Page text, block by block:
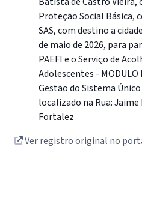
Proteção Social Básica,
SAS, com destino a
de maio de 2026, para
PAEFI e o Serviço de
Adolescentes -
Gestão do Sistema
localizado na Rua:
Fortalez
Ver registro original no